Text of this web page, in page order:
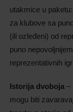
utakmice u
za klubove sa
(ili ozleđeni) od
puno
reprezentativnih
Istorija dvoboja –
mogu biti